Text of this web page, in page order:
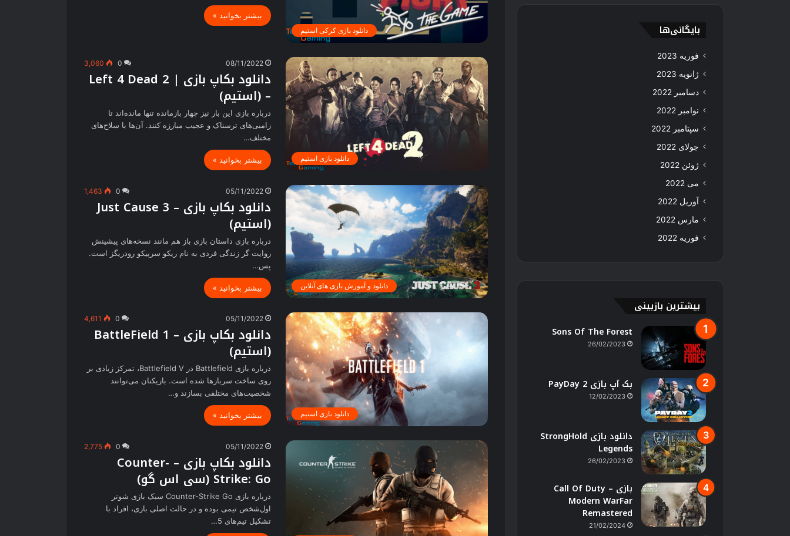
دانلود بازی کرکی استیم
بیشتر بخوانید »
دانلود بازی استیم
08/11/2022
0
3,060
دانلود بکاپ بازی | Left 4 Dead 2
– (استیم)
درباره بازی این بار نیز چهار بازمانده تنها مانده‌اند تا
زامبی‌های ترسناک و عجیب مبارزه کنند. آن‌ها با سلاح‌های
مختلف…
بیشتر بخوانید »
دانلود و آموزش بازی های آنلاین
05/11/2022
0
1,463
دانلود بکاپ بازی – Just Cause 3
(استیم)
درباره بازی داستان بازی باز هم مانند نسخه‌های پیشینش
روایت گر زندگی فردی به نام ریکو سرپیکو رودریگز است.
پس…
بیشتر بخوانید »
دانلود بازی استیم
05/11/2022
0
4,611
دانلود بکاپ بازی – BattleField 1
(استیم)
درباره بازی Battlefield در Battlefield V، تمرکز زیادی بر
روی ساخت سربازها شده است. بازیکنان می‌توانند
شخصیت‌های مختلفی بسازند و…
بیشتر بخوانید »
05/11/2022
0
2,775
دانلود بکاپ بازی – Counter-
Strike: Go (سی اس گو)
درباره بازی Counter-Strike Go سبک بازی شوتر
اول‌شخص تیمی بوده و در حالت اصلی بازی، افراد با
تشکیل تیم‌های 5…
بایگانی‌ها
فوریه 2023
ژانویه 2023
دسامبر 2022
نوامبر 2022
سپتامبر 2022
جولای 2022
ژوئن 2022
می 2022
آوریل 2022
مارس 2022
فوریه 2022
بیشترین بازبینی
Sons Of The Forest
26/02/2023
بک آپ بازی PayDay 2
12/02/2023
دانلود بازی StrongHold
Legends
26/02/2023
بازی Call Of Duty –
Modern WarFar
Remastered
21/02/2024